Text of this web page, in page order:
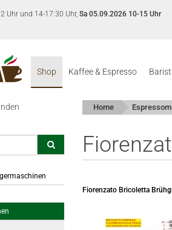
Uhr und 14-17:30 Uhr, Sa 05.09.2026 10-15 Uhr
Shop Kaffee & Espresso
Home
Fiorenzato Bricoletta